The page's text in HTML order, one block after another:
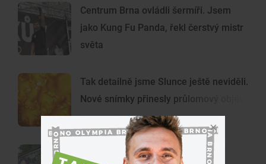
Centrum Brna ovládli šermíři. Jsem
jako Kung Fu Panda, řekl čerstvý mistr
světa
Tak detailně jsme Slunce ještě neviděli.
Nové snímky přinesly průlomový objev
Z šedých krabic umělecká díla.